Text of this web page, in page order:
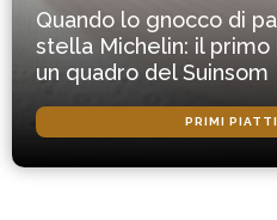
Quando lo gnocco di
stella Michelin: il
un quadro del Suinsom
PRIMI PIATTI